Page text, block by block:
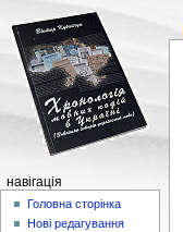
навігація
Головна сторінка
Нові редагування